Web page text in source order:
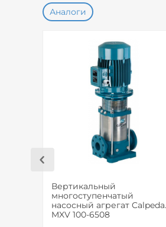
Аналоги
Вертикальный
многоступенчатый
насосный агрегат Calpeda
MXV 100-6508